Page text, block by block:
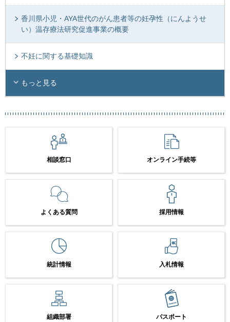
香川県小児・AYA世代のがん患者等の妊孕性（にんようせ
い）温存療法研究促進事業の概要
不妊に関する基礎知識
もっと見る
相談窓口 オンライン手続等
よくある質問 採用情報
統計情報 入札情報
組織部署 パスポート